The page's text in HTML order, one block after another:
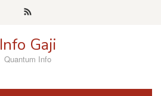
Info Gaji
Quantum Info